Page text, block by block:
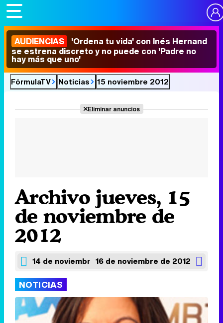
AUDIENCIAS 'Ordena tu vida' con Inés Hernand
se estrena discreto y no puede con 'Padre no
hay más que uno'
FórmulaTV Noticias 15 noviembre 2012
Eliminar anuncios
Archivo jueves, 15
de noviembre de
2012
14 de noviembre de 201216 de noviembre de 2012
NOTICIAS